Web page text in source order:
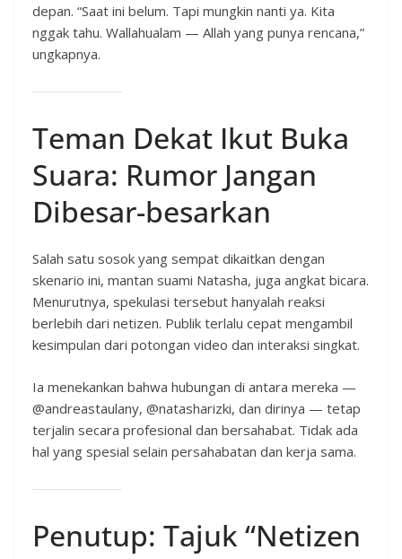
depan. “Saat ini belum. Tapi mungkin nanti ya. Kita
nggak tahu. Wallahualam — Allah yang punya rencana,”
ungkapnya.
Teman Dekat Ikut Buka
Suara: Rumor Jangan
Dibesar-besarkan
Salah satu sosok yang sempat dikaitkan dengan
skenario ini, mantan suami Natasha, juga angkat bicara.
Menurutnya, spekulasi tersebut hanyalah reaksi
berlebih dari netizen. Publik terlalu cepat mengambil
kesimpulan dari potongan video dan interaksi singkat.
Ia menekankan bahwa hubungan di antara mereka —
@andreastaulany, @natasharizki, dan dirinya — tetap
terjalin secara profesional dan bersahabat. Tidak ada
hal yang spesial selain persahabatan dan kerja sama.
Penutup: Tajuk “Netizen